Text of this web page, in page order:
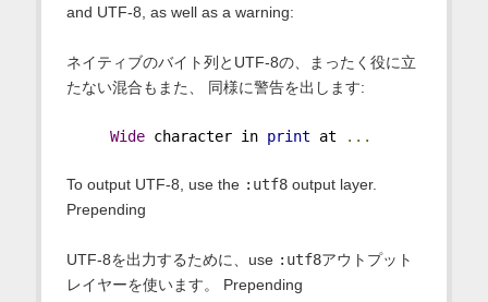
and UTF-8, as well as a warning:
ネイティブのバイト列とUTF-8の、まったく役に立
たない混合もまた、 同様に警告を出します:
Wide character in print at ...
To output UTF-8, use the :utf8output layer.
Prepending
UTF-8を出力するために、use :utf8アウトプット
レイヤーを使います。 Prepending